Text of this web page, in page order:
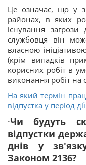
Це означає, що у
районах, в яких
існування
службовця він
власною
(крім випадків
корисних робіт в
виконання робіт на
На який термін
відпустка у період
·Чи будуть
відпустки
днів у
Законом 2136?